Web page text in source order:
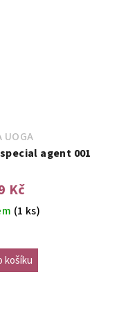
UOGA
agent 001
Kč
(1 ks)
košíku